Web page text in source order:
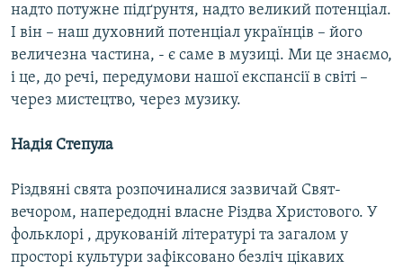
надто потужне підґрунтя, надто великий потенціал.
І він – наш духовний потенціал українців – його
величезна частина, - є саме в музиці. Ми це знаємо,
і це, до речі, передумови нашої експансії в світі –
через мистецтво, через музику.
Надія Степула
Різдвяні свята розпочиналися зазвичай Свят-
вечором, напередодні власне Різдва Христового. У
фольклорі , друкованій літературі та загалом у
просторі культури зафіксовано безліч цікавих